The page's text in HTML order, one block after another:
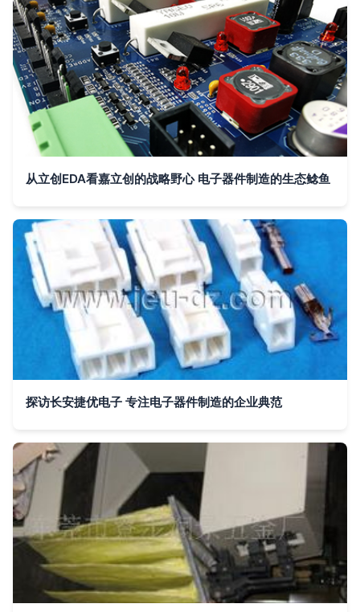
从立创EDA看嘉立创的战略野心 电子器件制造的生态鲶鱼
探访长安捷优电子 专注电子器件制造的企业典范